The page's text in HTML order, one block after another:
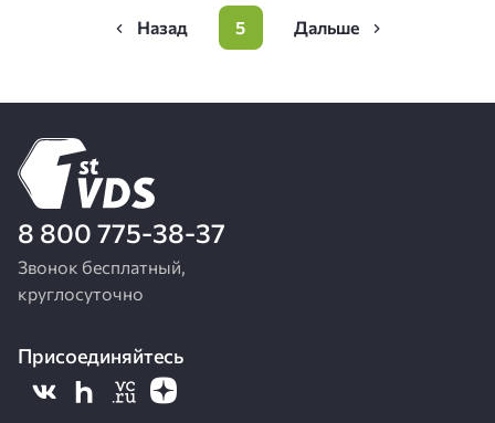
Нумерация
ПредыдущаяPage
5
Следующая
8 800 775-38-37
Звонок бесплатный,
круглосуточно
Присоединяйтесь